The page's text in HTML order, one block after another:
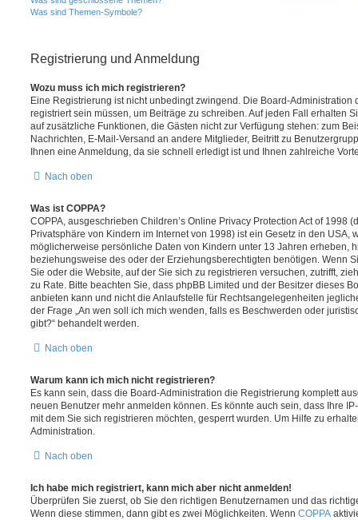
Was sind Themen-Symbole?
Registrierung und Anmeldung
Wozu muss ich mich registrieren?
Eine Registrierung ist nicht unbedingt zwingend. Die Board-Administration
registriert sein müssen, um Beiträge zu schreiben. Auf jeden Fall erhalten
auf zusätzliche Funktionen, die Gästen nicht zur Verfügung stehen: zum
Nachrichten, E-Mail-Versand an andere Mitglieder, Beitritt zu
Ihnen eine Anmeldung, da sie schnell erledigt ist und Ihnen zahlreiche
Nach oben
Was ist COPPA?
COPPA, ausgeschrieben Children’s Online Privacy Protection Act of 1998
Privatsphäre von Kindern im Internet von 1998) ist ein Gesetz in den USA,
möglicherweise persönliche Daten von Kindern unter 13 Jahren erheben,
beziehungsweise des oder der Erziehungsberechtigten benötigen. Wenn
Sie oder die Website, auf der Sie sich zu registrieren versuchen, zutrifft,
zu Rate. Bitte beachten Sie, dass phpBB Limited und der Besitzer dieses
anbieten kann und nicht die Anlaufstelle für Rechtsangelegenheiten
der Frage „An wen soll ich mich wenden, falls es Beschwerden oder
gibt?“ behandelt werden.
Nach oben
Warum kann ich mich nicht registrieren?
Es kann sein, dass die Board-Administration die Registrierung komplett
neuen Benutzer mehr anmelden können. Es könnte auch sein, dass Ihre
mit dem Sie sich registrieren möchten, gesperrt wurden. Um Hilfe zu
Administration.
Nach oben
Ich habe mich registriert, kann mich aber nicht anmelden!
Überprüfen Sie zuerst, ob Sie den richtigen Benutzernamen und das
Wenn diese stimmen, dann gibt es zwei Möglichkeiten. Wenn COPPA